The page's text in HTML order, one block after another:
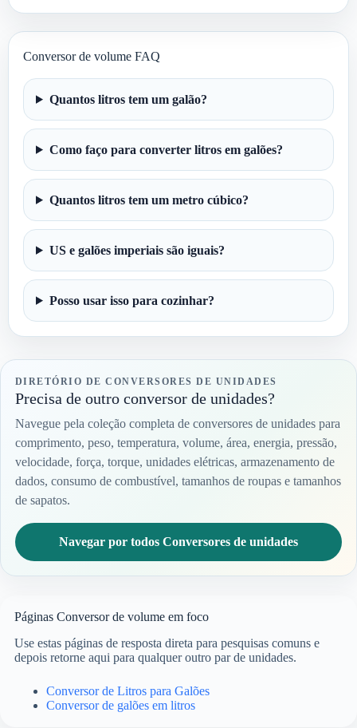
Conversor de volume FAQ
Quantos litros tem um galão?
Como faço para converter litros em galões?
Quantos litros tem um metro cúbico?
US e galões imperiais são iguais?
Posso usar isso para cozinhar?
DIRETÓRIO DE CONVERSORES DE UNIDADES
Precisa de outro conversor de unidades?
Navegue pela coleção completa de conversores de unidades para
comprimento, peso, temperatura, volume, área, energia, pressão,
velocidade, força, torque, unidades elétricas, armazenamento de
dados, consumo de combustível, tamanhos de roupas e tamanhos
de sapatos.
Navegar por todos Conversores de unidades
Páginas Conversor de volume em foco
Use estas páginas de resposta direta para pesquisas comuns e
depois retorne aqui para qualquer outro par de unidades.
Conversor de Litros para Galões
Conversor de galões em litros